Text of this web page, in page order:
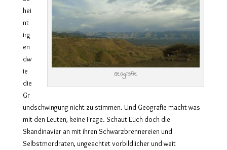
Geografie
hei
nt
irg
en
dw
ie
die
Gr
undschwingung nicht zu stimmen. Und Geografie macht was
mit den Leuten, keine Frage. Schaut Euch doch die
Skandinavier an mit ihren Schwarzbrennereien und
Selbstmordraten, ungeachtet vorbildlicher und weit